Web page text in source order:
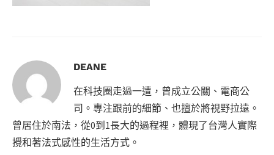
DEANE
在科技圈走過一遭，曾成立公關、電商公
司。專注跟前的細節、也擅於將視野拉遠。
曾居住於南法，從0到1長大的過程裡，體現了台灣人實際
攪和著法式感性的生活方式。